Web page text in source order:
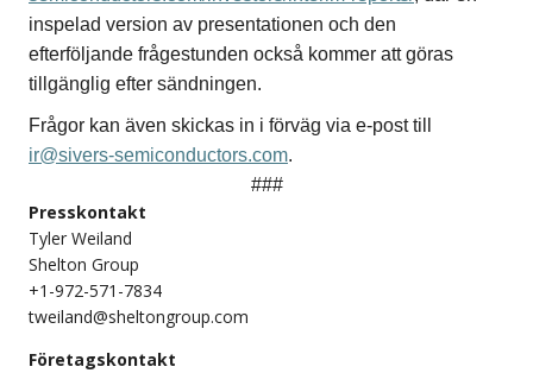
inspelad version av presentationen och den
efterföljande frågestunden också kommer att göras
tillgänglig efter sändningen.
Frågor kan även skickas in i förväg via e-post till
ir@sivers-semiconductors.com.
###
Presskontakt
Tyler Weiland
Shelton Group
+1-972-571-7834
tweiland@sheltongroup.com
Företagskontakt